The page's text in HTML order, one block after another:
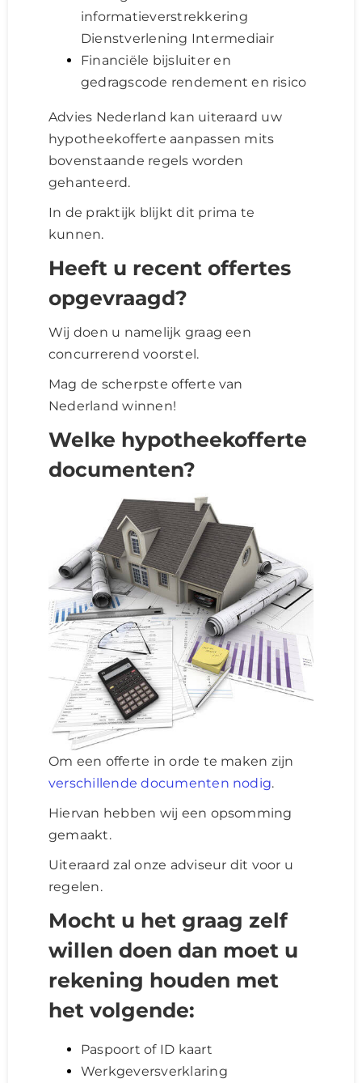
informatieverstrekkering
Dienstverlening Intermediair
Financiële bijsluiter en
gedragscode rendement en risico
Advies Nederland kan uiteraard uw
hypotheekofferte aanpassen mits
bovenstaande regels worden
gehanteerd.
In de praktijk blijkt dit prima te
kunnen.
Heeft u recent offertes
opgevraagd?
Wij doen u namelijk graag een
concurrerend voorstel.
Mag de scherpste offerte van
Nederland winnen!
Welke hypotheekofferte
documenten?
Om een offerte in orde te maken zijn
verschillende documenten nodig.
Hiervan hebben wij een opsomming
gemaakt.
Uiteraard zal onze adviseur dit voor u
regelen.
Mocht u het graag zelf
willen doen dan moet u
rekening houden met
het volgende:
Paspoort of ID kaart
Werkgeversverklaring